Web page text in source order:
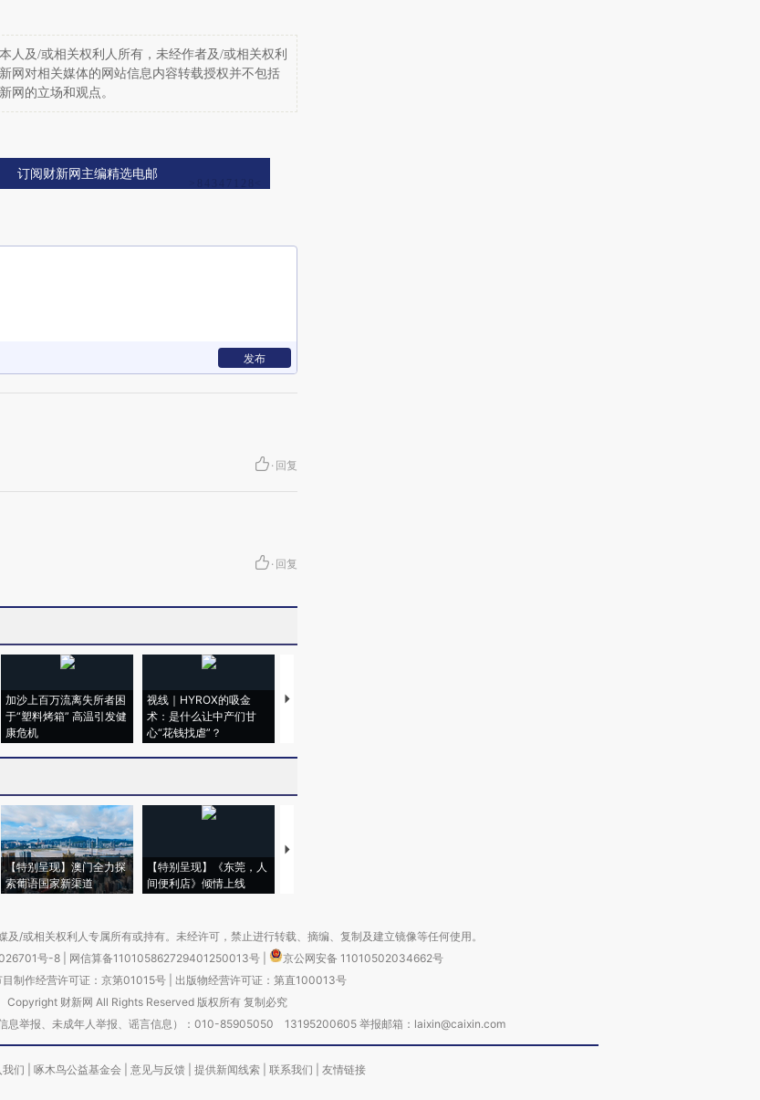
人及/或相关权利人所有，未经作者及/或相关权利
网对相关媒体的网站信息内容转载授权并不包括
网的立场和观点。
订阅财新网主编精选电邮
发布
· 回复
· 回复
加沙上百万流离失所者困
于“塑料烤箱” 高温引发健
康危机
视线｜HYROX的吸金
术：是什么让中产们甘
心“花钱找虐”？
马航飞行员跨国走私7万
【特别呈现】澳门全力探
索葡语国家新渠道
【特别呈现】《东莞，人
间便利店》倾情上线
【推广】走进第四届链博
及/或相关权利人专属所有或持有。未经许可，禁止进行转载、摘编、复制及建立镜像等任何使用。
号-8 网信算备110105862729401250013号
京公网安备 11010502034662号
目制作经营许可证：京第01015号| 出版物经营许可证：第直100013号
Copyright 财新网 All Rights Reserved 版权所有 复制必究
息举报、未成年人举报、谣言信息）：010-85905050 13195200605 举报邮箱：laixin@caixin.com
我们 啄木鸟公益基金会 意见与反馈 提供新闻线索 联系我们 友情链接